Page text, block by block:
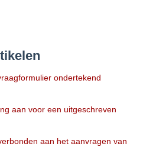
ondertekend
aan voor een uitgeschreven
aan het aanvragen van